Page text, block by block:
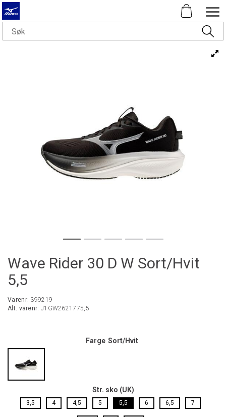
Wave Rider 30 D W Sort/Hvit
5,5
Varenr: 399219
Alt. varenr: J1GW2621775,5
Farge Sort/Hvit
Str. sko (UK)
3,5 4 4,5 5 5,5 6 6,5 7